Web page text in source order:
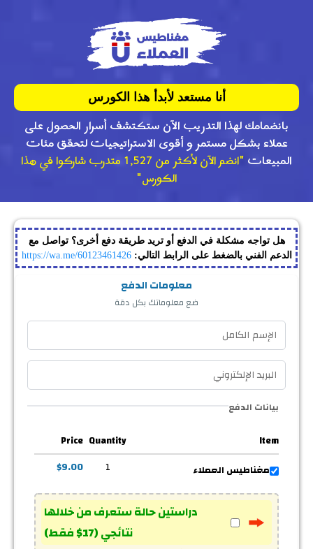
أنا مستعد لأبدأ هذا الكورس
بانضمامك لهذا التدريب الآن ستكتشف أسرار الحصول على
عملاء بشكل مستمر و أقوى الاستراتيجيات لتحقق مئات
المبيعات "انضم الآن لأكثر من 1,527 متدرب شاركوا في هذا
الكورس"
هل تواجه مشكلة في الدفع أو تريد طريقة دفع أخرى؟ تواصل مع
الدعم الفني بالضغط على الرابط التالي:https://wa.me/60123461426
معلومات الدفع
ضع معلوماتك بكل دقة
بيانات الدفع
Item
Quantity
Price
مغناطيس العملاء
1
$9.00
دراستين حالة ستعرف من خلالها
نتائجي (17$ فقط)